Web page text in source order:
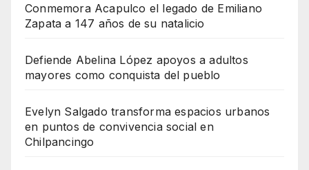
Conmemora Acapulco el legado de Emiliano
Zapata a 147 años de su natalicio
Defiende Abelina López apoyos a adultos
mayores como conquista del pueblo
Evelyn Salgado transforma espacios urbanos
en puntos de convivencia social en
Chilpancingo